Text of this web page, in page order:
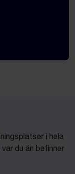
i hela
du än befinner